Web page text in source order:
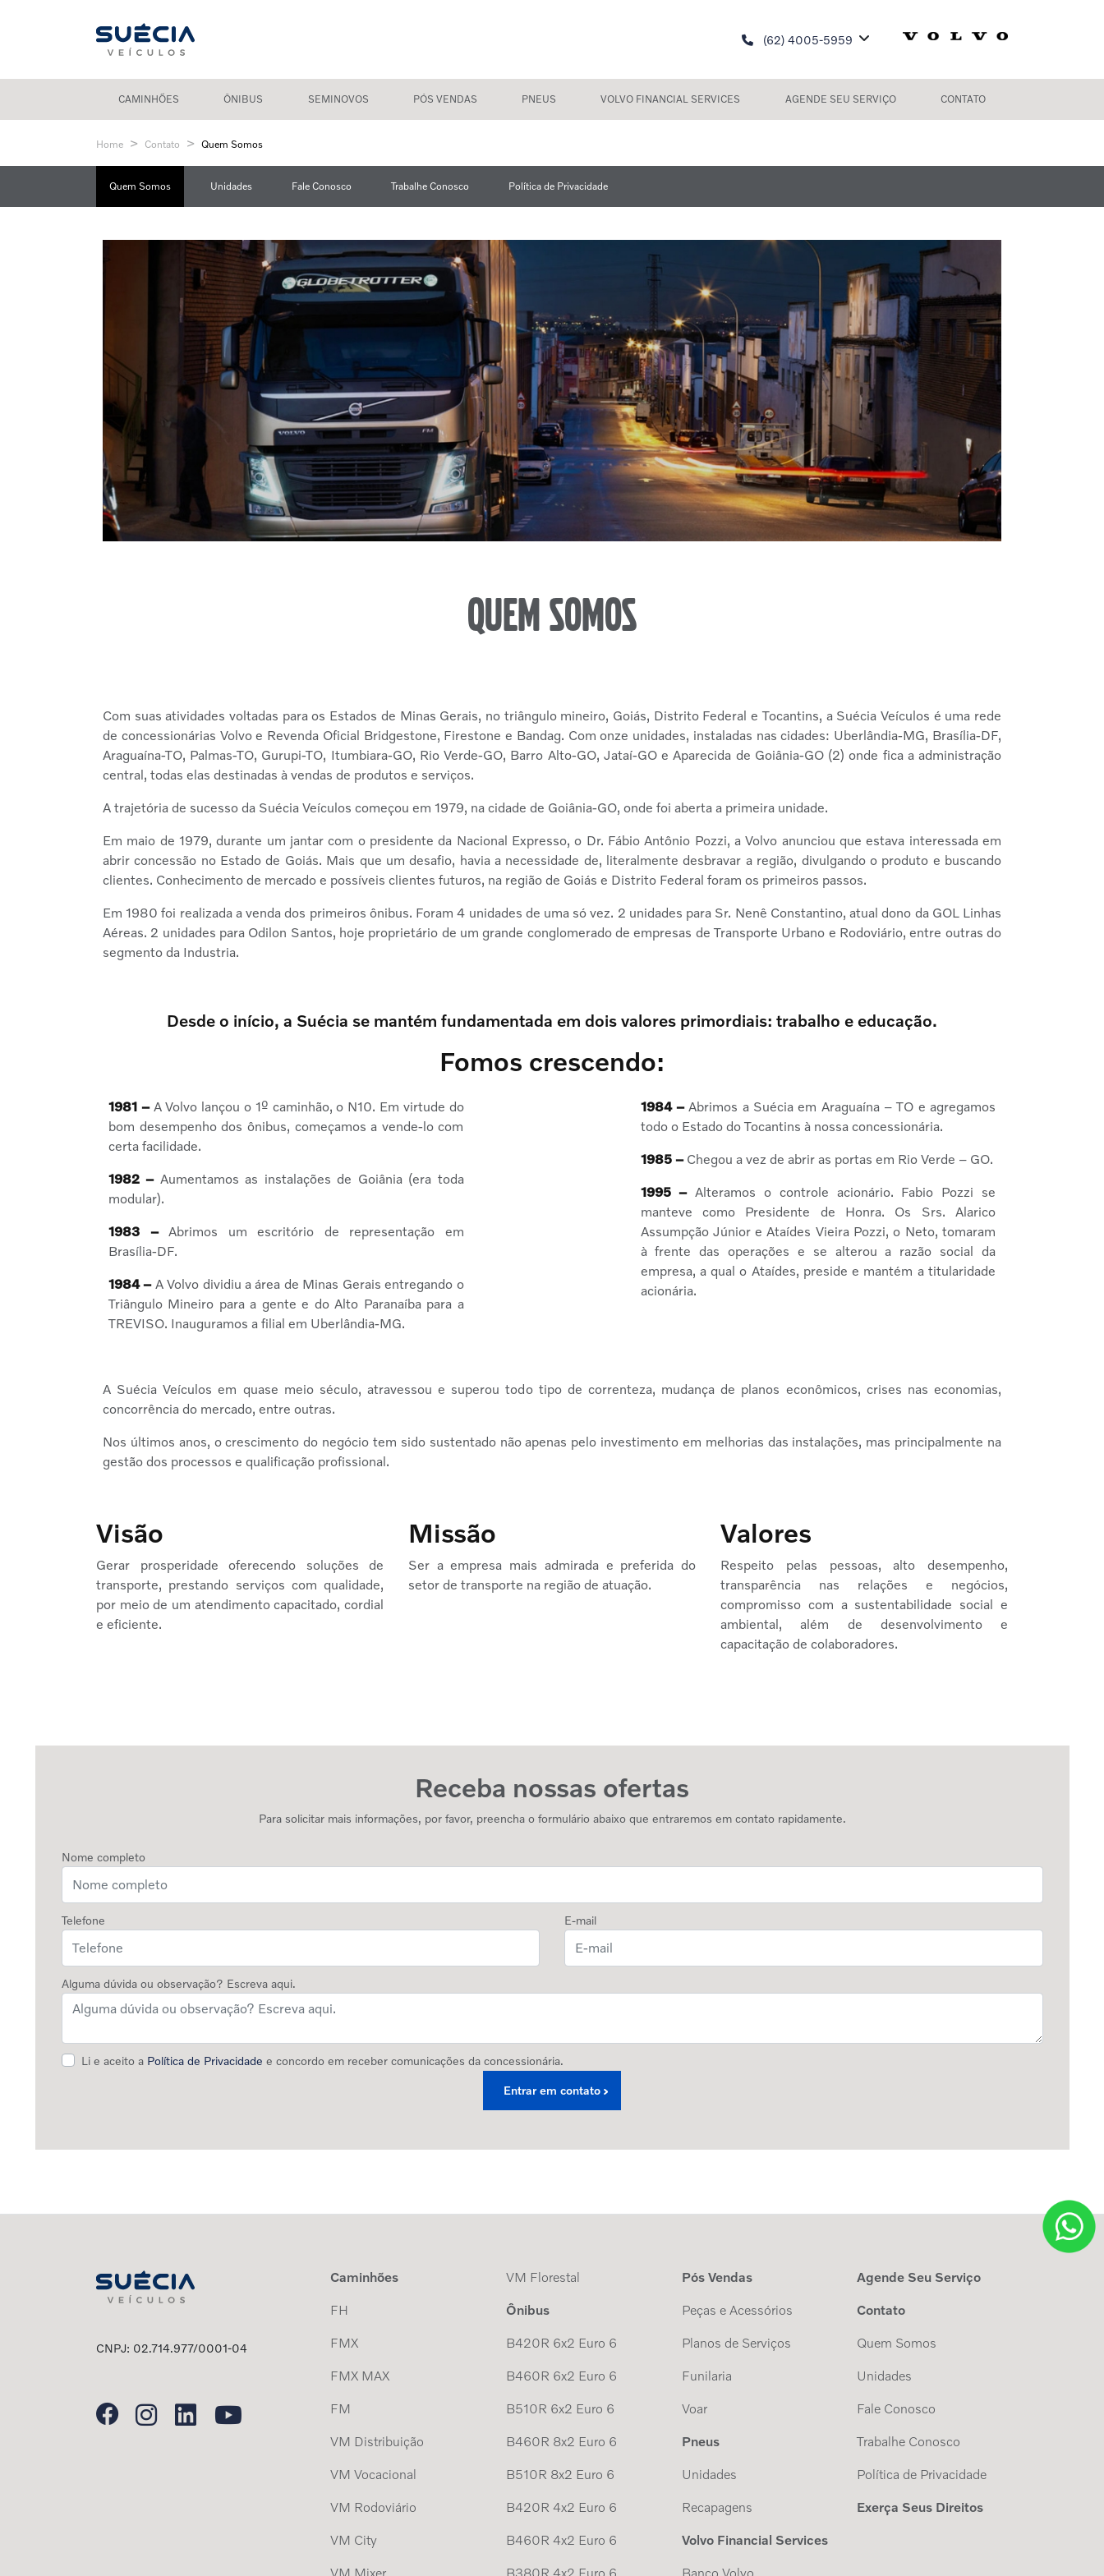
(62) 4005-5959
CAMINHÕES ÔNIBUS SEMINOVOS PÓS VENDAS PNEUS VOLVO FINANCIAL SERVICES AGENDE SEU SERVIÇO CONTATO
Home Contato Quem Somos
Quem Somos Unidades Fale Conosco Trabalhe Conosco Política de Privacidade
Quem somos
Com suas atividades voltadas para os Estados de Minas Gerais, no triângulo mineiro, Goiás, Distrito Federal e Tocantins, a Suécia Veículos é uma rede
de concessionárias Volvo e Revenda Oficial Bridgestone, Firestone e Bandag. Com onze unidades, instaladas nas cidades: Uberlândia-MG, Brasília-DF,
Araguaína-TO, Palmas-TO, Gurupi-TO, Itumbiara-GO, Rio Verde-GO, Barro Alto-GO, Jataí-GO e Aparecida de Goiânia-GO (2) onde fica a administração
central, todas elas destinadas à vendas de produtos e serviços.
A trajetória de sucesso da Suécia Veículos começou em 1979, na cidade de Goiânia-GO, onde foi aberta a primeira unidade.
Em maio de 1979, durante um jantar com o presidente da Nacional Expresso, o Dr. Fábio Antônio Pozzi, a Volvo anunciou que estava interessada em
abrir concessão no Estado de Goiás. Mais que um desafio, havia a necessidade de, literalmente desbravar a região, divulgando o produto e buscando
clientes. Conhecimento de mercado e possíveis clientes futuros, na região de Goiás e Distrito Federal foram os primeiros passos.
Em 1980 foi realizada a venda dos primeiros ônibus. Foram 4 unidades de uma só vez. 2 unidades para Sr. Nenê Constantino, atual dono da GOL Linhas
Aéreas. 2 unidades para Odilon Santos, hoje proprietário de um grande conglomerado de empresas de Transporte Urbano e Rodoviário, entre outras do
segmento da Industria.
Desde o início, a Suécia se mantém fundamentada em dois valores primordiais: trabalho e educação.
Fomos crescendo:
1981 –A Volvo lançou o 1º caminhão, o N10. Em virtude do
bom desempenho dos ônibus, começamos a vende-lo com
certa facilidade.
1982 –Aumentamos as instalações de Goiânia (era toda
modular).
1983 –Abrimos um escritório de representação em
Brasília-DF.
1984 –A Volvo dividiu a área de Minas Gerais entregando o
Triângulo Mineiro para a gente e do Alto Paranaíba para a
TREVISO. Inauguramos a filial em Uberlândia-MG.
1984 –Abrimos a Suécia em Araguaína – TO e agregamos
todo o Estado do Tocantins à nossa concessionária.
1985 –Chegou a vez de abrir as portas em Rio Verde – GO.
1995 –Alteramos o controle acionário. Fabio Pozzi se
manteve como Presidente de Honra. Os Srs. Alarico
Assumpção Júnior e Ataídes Vieira Pozzi, o Neto, tomaram
à frente das operações e se alterou a razão social da
empresa, a qual o Ataídes, preside e mantém a titularidade
acionária.
A Suécia Veículos em quase meio século, atravessou e superou todo tipo de correnteza, mudança de planos econômicos, crises nas economias,
concorrência do mercado, entre outras.
Nos últimos anos, o crescimento do negócio tem sido sustentado não apenas pelo investimento em melhorias das instalações, mas principalmente na
gestão dos processos e qualificação profissional.
Visão
Gerar prosperidade oferecendo soluções de
transporte, prestando serviços com qualidade,
por meio de um atendimento capacitado, cordial
e eficiente.
Missão
Ser a empresa mais admirada e preferida do
setor de transporte na região de atuação.
Valores
Respeito pelas pessoas, alto desempenho,
transparência nas relações e negócios,
compromisso com a sustentabilidade social e
ambiental, além de desenvolvimento e
capacitação de colaboradores.
Receba nossas ofertas
Para solicitar mais informações, por favor, preencha o formulário abaixo que entraremos em contato rapidamente.
Nome completo
Telefone E-mail
Alguma dúvida ou observação? Escreva aqui.
Li e aceito a Política de Privacidade e concordo em receber comunicações da concessionária.
Entrar em contato
CNPJ: 02.714.977/0001-04
Caminhões
FH
FMX
FMX MAX
FM
VM Distribuição
VM Vocacional
VM Rodoviário
VM City
VM Mixer
VM Florestal
Ônibus
B420R 6x2 Euro 6
B460R 6x2 Euro 6
B510R 6x2 Euro 6
B460R 8x2 Euro 6
B510R 8x2 Euro 6
B420R 4x2 Euro 6
B460R 4x2 Euro 6
B380R 4x2 Euro 6
Pós Vendas
Peças e Acessórios
Planos de Serviços
Funilaria
Voar
Pneus
Unidades
Recapagens
Volvo Financial Services
Banco Volvo
Agende Seu Serviço
Contato
Quem Somos
Unidades
Fale Conosco
Trabalhe Conosco
Política de Privacidade
Exerça Seus Direitos